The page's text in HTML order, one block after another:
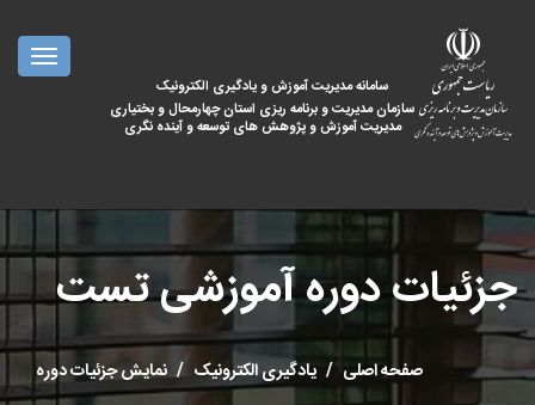
سامانه مدیریت آموزش و یادگیری الکترونیک
سازمان مدیریت و برنامه ریزی استان چهارمحال و بختیاری
مدیریت آموزش و پژوهش های توسعه و آینده نگری
جزئیات دوره آموزشی تست
صفحه اصلی یادگیری الکترونیک نمایش جزئیات دوره